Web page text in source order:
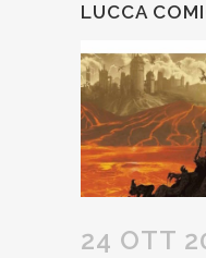
LUCCA
24 OTT